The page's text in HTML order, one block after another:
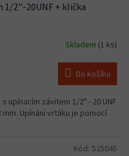
2''-20UNF + klička
Skladem (1 ks)
Do košíku
upínacím závitem 1/2" - 20 UNF
Upínání vrtáku je pomocí
Kód: S25045